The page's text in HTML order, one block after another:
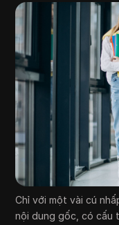
Chỉ với một vài cú
nội dung gốc, có cấu